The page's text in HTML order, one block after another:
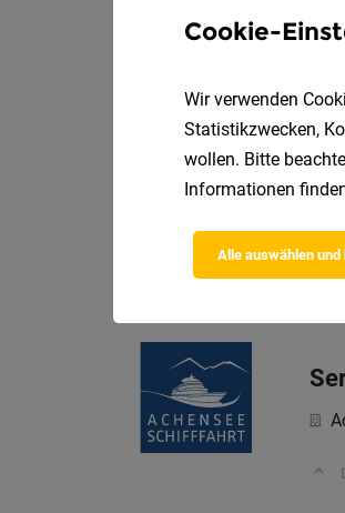
Cookie-
Wir verwenden
Statistikzwecken,
wollen. Bitte
Informationen
Alle auswählen und